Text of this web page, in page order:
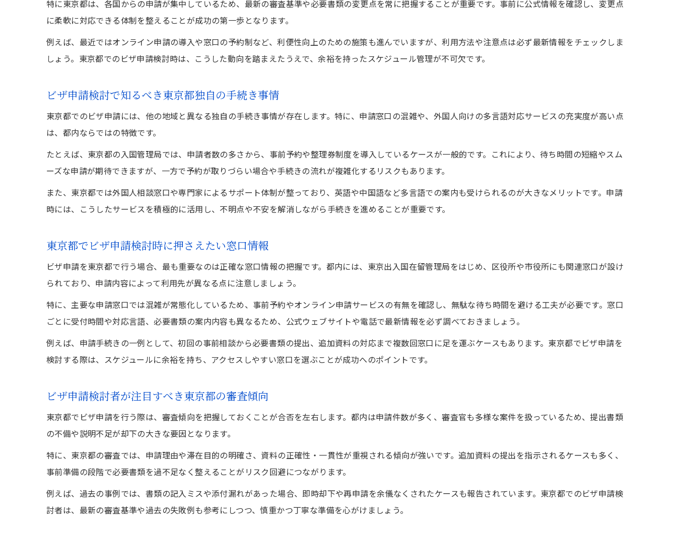
ビザ申請検討時に東京都で揃えるべき書類リスト
東京都でのビザ申請準備における審査基準の確認
ビザ申請検討をスムーズにする東京都の情報収集方法
ビザ申請検討者が東京都で確認すべき注意点
申請却下を防ぐための東京都の対策法
東京都でビザ申請却下を防ぐための書類作成対策
ビザ申請検討時に効果的な東京都の事前チェック法
東京都で多いビザ申請却下事例とその回避策
ビザ申請検討時に相談すべき東京都の専門窓口
東京都でビザ申請検討する際の代表的な利点とは
ビザ申請で東京都を利用する際の注意点まとめ
東京都ならではのビザ申請支援制度の特徴
ビザ申請検討時に東京都を選ぶリスクと回避策
東京都の多様な申請窓口を活用するメリット
手続きがスムーズになる東京都の活用術
ビザ申請検討時に役立つ東京都の手続き簡略化方法
ビザ申請検討者が実践できる東京都のサポート活用術
東京都のビザ申請手続きでつまずかないためのポイント
特に東京都は、各国からの申請が集中しているため、最新の審査基準や必要書類の変更点を常に把握することが重要です。事前に公式情報を確認し、変更点
に柔軟に対応できる体制を整えることが成功の第一歩となります。
例えば、最近ではオンライン申請の導入や窓口の予約制など、利便性向上のための施策も進んでいますが、利用方法や注意点は必ず最新情報をチェックしま
しょう。東京都でのビザ申請検討時は、こうした動向を踏まえたうえで、余裕を持ったスケジュール管理が不可欠です。
ビザ申請検討で知るべき東京都独自の手続き事情
東京都でのビザ申請には、他の地域と異なる独自の手続き事情が存在します。特に、申請窓口の混雑や、外国人向けの多言語対応サービスの充実度が高い点
は、都内ならではの特徴です。
たとえば、東京都の入国管理局では、申請者数の多さから、事前予約や整理券制度を導入しているケースが一般的です。これにより、待ち時間の短縮やスム
ーズな申請が期待できますが、一方で予約が取りづらい場合や手続きの流れが複雑化するリスクもあります。
また、東京都では外国人相談窓口や専門家によるサポート体制が整っており、英語や中国語など多言語での案内も受けられるのが大きなメリットです。申請
時には、こうしたサービスを積極的に活用し、不明点や不安を解消しながら手続きを進めることが重要です。
東京都でビザ申請検討時に押さえたい窓口情報
ビザ申請を東京都で行う場合、最も重要なのは正確な窓口情報の把握です。都内には、東京出入国在留管理局をはじめ、区役所や市役所にも関連窓口が設け
られており、申請内容によって利用先が異なる点に注意しましょう。
特に、主要な申請窓口では混雑が常態化しているため、事前予約やオンライン申請サービスの有無を確認し、無駄な待ち時間を避ける工夫が必要です。窓口
ごとに受付時間や対応言語、必要書類の案内内容も異なるため、公式ウェブサイトや電話で最新情報を必ず調べておきましょう。
例えば、申請手続きの一例として、初回の事前相談から必要書類の提出、追加資料の対応まで複数回窓口に足を運ぶケースもあります。東京都でビザ申請を
検討する際は、スケジュールに余裕を持ち、アクセスしやすい窓口を選ぶことが成功へのポイントです。
ビザ申請検討者が注目すべき東京都の審査傾向
東京都でビザ申請を行う際は、審査傾向を把握しておくことが合否を左右します。都内は申請件数が多く、審査官も多様な案件を扱っているため、提出書類
の不備や説明不足が却下の大きな要因となります。
特に、東京都の審査では、申請理由や滞在目的の明確さ、資料の正確性・一貫性が重視される傾向が強いです。追加資料の提出を指示されるケースも多く、
事前準備の段階で必要書類を過不足なく整えることがリスク回避につながります。
例えば、過去の事例では、書類の記入ミスや添付漏れがあった場合、即時却下や再申請を余儀なくされたケースも報告されています。東京都でのビザ申請検
討者は、最新の審査基準や過去の失敗例も参考にしつつ、慎重かつ丁寧な準備を心がけましょう。